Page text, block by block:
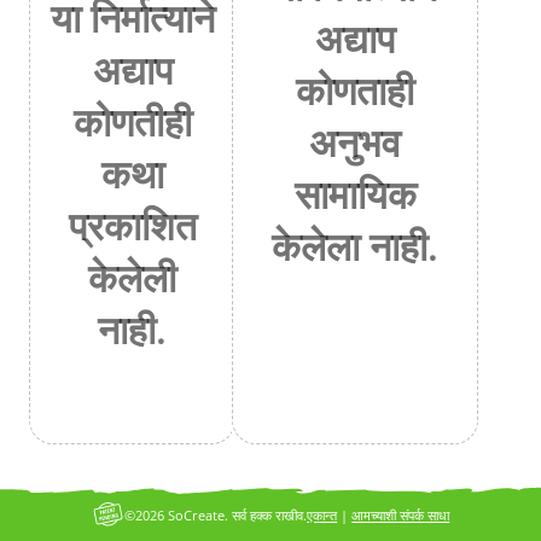
या निर्मात्याने
अद्याप
कोणतीही
कथा
प्रकाशित
केलेली
नाही.
अद्याप
कोणताही
अनुभव
सामायिक
केलेला नाही.
एकान्त|आमच्याशी संपर्क साधा
©2026 SoCreate. सर्व हक्क राखीव.